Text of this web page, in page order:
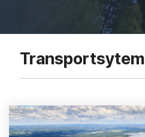
Transportsytem